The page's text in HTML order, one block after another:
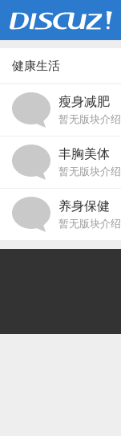
健康生活
瘦身减肥
暂无版块介绍
丰胸美体
暂无版块介绍
养身保健
暂无版块介绍